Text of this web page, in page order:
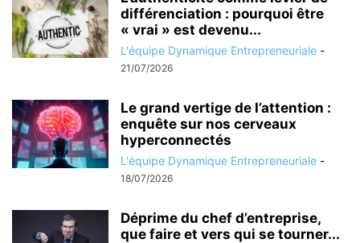
différenciation : pourquoi être
« vrai » est devenu...
L'équipe Dynamique Entrepreneuriale -
21/07/2026
Le grand vertige de l’attention :
enquête sur nos cerveaux
hyperconnectés
L'équipe Dynamique Entrepreneuriale -
18/07/2026
Déprime du chef d’entreprise,
que faire et vers qui se tourner...